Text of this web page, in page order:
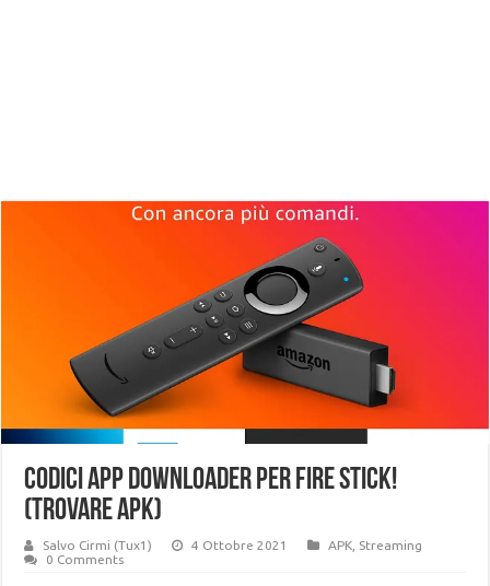
Codici app Downloader per Fire Stick!
(trovare APK)
Salvo Cirmi (Tux1) 4 Ottobre 2021 APK Streaming
0 Comments